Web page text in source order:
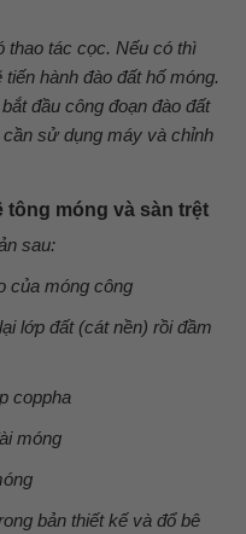
thao tác cọc. Nếu có thì
hành đào đất hố móng.
đầu công đoạn đào đất
sử dụng máy và chỉnh
tông móng và sàn trệt
sau:
của móng công
lớp đất (cát nền) rồi đầm
coppha
móng
bản thiết kế và đổ bê